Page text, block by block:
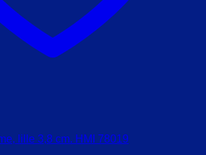
lille 3,8 cm. HMI 78019